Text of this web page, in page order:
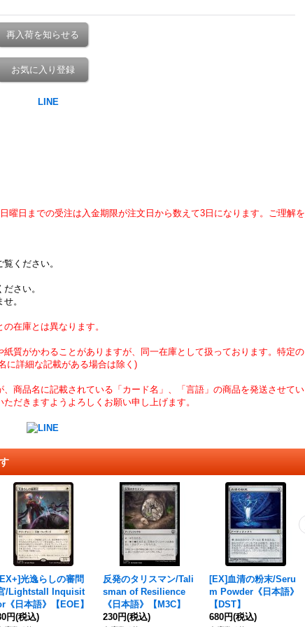
再入荷を知らせる
お気に入り登録
曜日までの受注は入金期限が注文日から数えて3日になります。ご理解を
覧ください。
ださい。
。
在庫とは異なります。
質がかわることがありますが、同一在庫として扱っております。特定の
に詳細な記載がある場合は除く)
商品名に記載されている「カード名」、「言語」の商品を発送させてい
だきますようよろしくお願い申し上げます。
光逸らしの審問
/Lightstall Inquisit
《日本語》【EOE】
円(税込)
反発のタリスマン/Tali
sman of Resilience
《日本語》【M3C】
230円(税込)
[EX]血清の粉末/Seru
m Powder《日本語》
【DST】
680円(税込)